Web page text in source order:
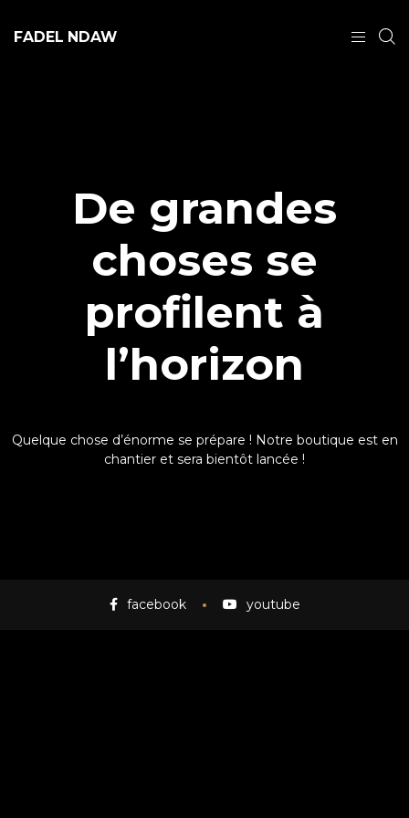
FADEL NDAW
De grandes
choses se
profilent à
l’horizon
Quelque chose d’énorme se prépare ! Notre boutique est en
chantier et sera bientôt lancée !
facebook youtube